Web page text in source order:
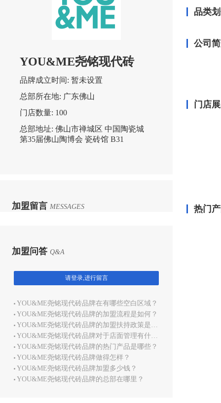
YOU&ME尧铭现代砖
品牌成立时间: 暂未设置
总部所在地: 广东佛山
门店数量: 100
总部地址: 佛山市禅城区 中国陶瓷城
第35届佛山陶博会 瓷砖馆 B31
加盟留言 MESSAGES
加盟问答 Q&A
请登录,进行留言
YOU&ME尧铭现代砖品牌在有哪些空白区域？
YOU&ME尧铭现代砖品牌的加盟流程是如何？
YOU&ME尧铭现代砖品牌的加盟扶持政策是哪些？
YOU&ME尧铭现代砖品牌对于店面管理有什么培训？
YOU&ME尧铭现代砖品牌的热门产品是哪些？
YOU&ME尧铭现代砖品牌做得怎样？
YOU&ME尧铭现代砖品牌加盟多少钱？
YOU&ME尧铭现代砖品牌的总部在哪里？
品类
公司
门店
热门